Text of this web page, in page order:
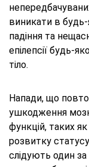
виникати в
падіння та
епілепсії будь-
тіло.
Напади, що
ушкодження
функцій, таких
розвитку
слідують один